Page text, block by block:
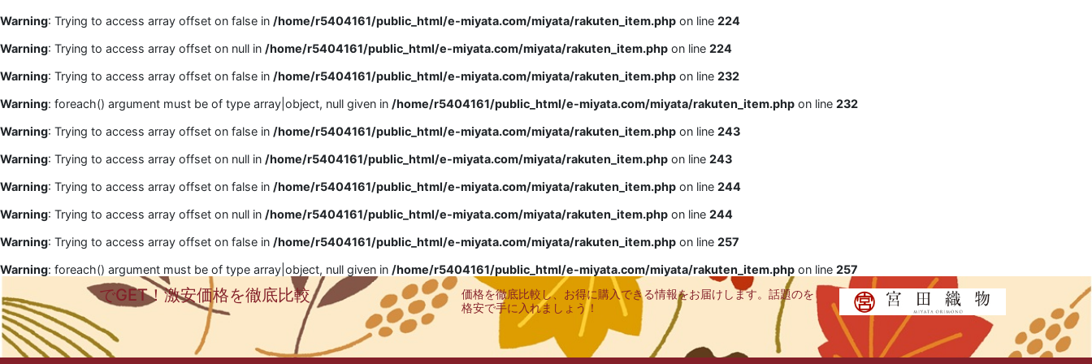
Warning: Trying to access array offset on false in /home/r5404161/public_html/e-miyata.com/miyata/rakuten_item.php on line 224
Warning: Trying to access array offset on null in /home/r5404161/public_html/e-miyata.com/miyata/rakuten_item.php on line 224
Warning: Trying to access array offset on false in /home/r5404161/public_html/e-miyata.com/miyata/rakuten_item.php on line 232
Warning: foreach() argument must be of type array|object, null given in /home/r5404161/public_html/e-miyata.com/miyata/rakuten_item.php on line 232
Warning: Trying to access array offset on false in /home/r5404161/public_html/e-miyata.com/miyata/rakuten_item.php on line 243
Warning: Trying to access array offset on null in /home/r5404161/public_html/e-miyata.com/miyata/rakuten_item.php on line 243
Warning: Trying to access array offset on false in /home/r5404161/public_html/e-miyata.com/miyata/rakuten_item.php on line 244
Warning: Trying to access array offset on null in /home/r5404161/public_html/e-miyata.com/miyata/rakuten_item.php on line 244
Warning: Trying to access array offset on false in /home/r5404161/public_html/e-miyata.com/miyata/rakuten_item.php on line 257
Warning: foreach() argument must be of type array|object, null given in /home/r5404161/public_html/e-miyata.com/miyata/rakuten_item.php on line 257
でGET！激安価格を徹底比較
価格を徹底比較し、お得に購入できる情報をお届けします。話題のを
格安で手に入れましょう！